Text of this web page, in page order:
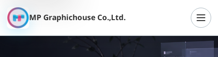
MP Graphichouse Co.,Ltd.
เปิด